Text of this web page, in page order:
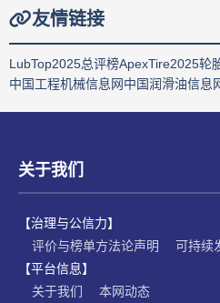
友情链接
LubTop2025总评榜ApexTire2025轮
中国工程机械信息网中国润滑油信息
关于我们
【治理与公信力】
评价与榜单方法论声明
可持续
【平台信息】
关于我们
本网动态